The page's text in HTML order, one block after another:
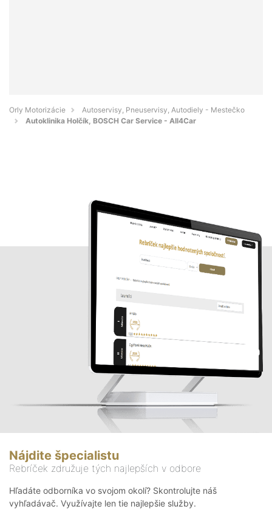
Orly Motorizácie
Autoservisy, Pneuservisy, Autodiely - Mestečko
Autoklinika Holčík, BOSCH Car Service - All4Car
Nájdite špecialistu
Rebríček združuje tých najlepších v odbore
Hľadáte odborníka vo svojom okolí? Skontrolujte náš
vyhľadávač. Využívajte len tie najlepšie služby.